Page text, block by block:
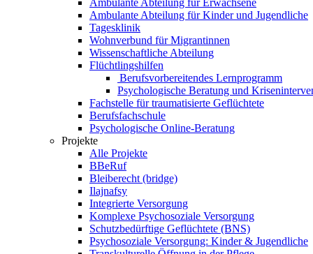
Ambulante Abteilung für Kinder und Jugendliche
Tagesklinik
Wohnverbund für Migrantinnen
Wissenschaftliche Abteilung
Flüchtlingshilfen
Berufsvorbereitendes Lernprogramm
Psychologische Beratung und
Fachstelle für traumatisierte Geflüchtete
Berufsfachschule
Psychologische Online-Beratung
Projekte
Alle Projekte
BBeRuf
Bleiberecht (bridge)
Ilajnafsy
Integrierte Versorgung
Komplexe Psychosoziale Versorgung
Schutzbedürftige Geflüchtete (BNS)
Psychosoziale Versorgung: Kinder & Jugendliche